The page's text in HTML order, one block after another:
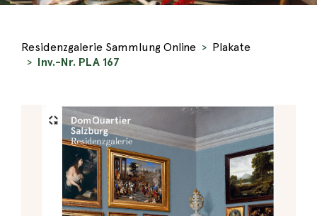
Residenzgalerie Sammlung Online
Plakate
Inv.-Nr. PLA 167